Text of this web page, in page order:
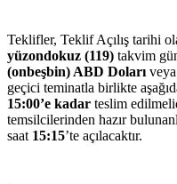
Teklifler, Teklif Açılış tarihi
yüzondokuz (119) takvim
(onbeşbin) ABD Doları
geçici teminatla birlikte
15:00’e kadar teslim
temsilcilerinden hazır
saat 15:15’te açılacaktır.